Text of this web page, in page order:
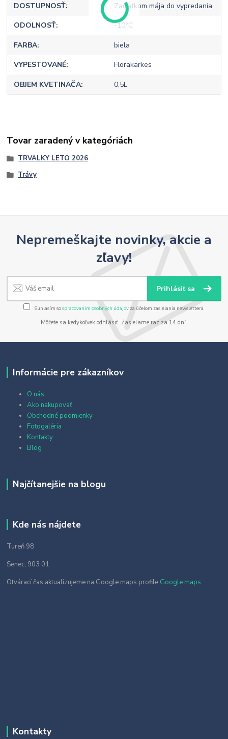
DOSTUPNOSŤ Začiatkom mája do vypredania
ODOLNOSŤ -10°C
FARBA biela
VYPESTOVANÉ Florakarkes
OBJEM KVETINAČA 0,5L
Tovar zaradený v kategóriách
TRVALKY LETO 2026
Trávy
Nepremeškajte novinky, akcie a
zľavy!
Prihlásiť sa
Súhlasím sospracovaním osobných údajov za účelom zasielania newslettera.
Môžete sa kedykoľvek odhlásiť. Zasielame raz za 14 dní.
Informácie pre zákazníkov
O nás
Ako nakupovať
Obchodné podmienky
Fotogaléria
Kontakty
Blog
Najčítanejšie na blogu
Kde nás nájdete
Tureň 98
Senec, 903 01
Otvárací čas aktualizujeme na Google maps profile Google maps
Kontakty